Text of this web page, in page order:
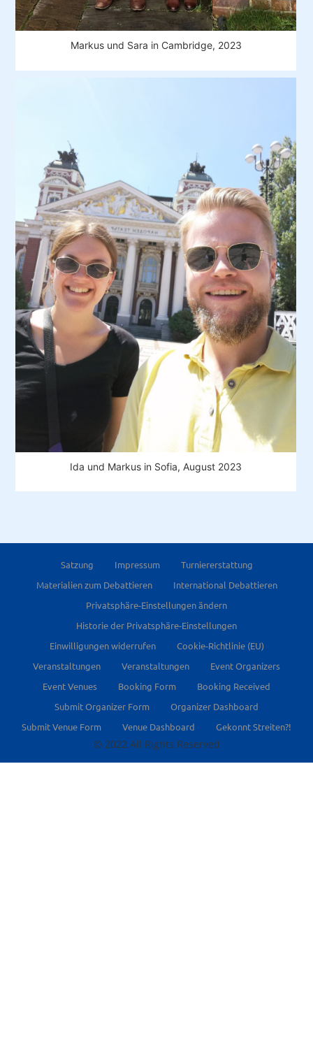
Markus und Sara in Cambridge, 2023
Ida und Markus in Sofia, August 2023
Satzung Impressum
Turniererstattung
Materialien zum Debattieren
International Debattieren
Privatsphäre-Einstellungen ändern
Historie der Privatsphäre-Einstellungen
Einwilligungen widerrufen
Cookie-Richtlinie (EU)
Veranstaltungen
Veranstaltungen
Event Organizers
Event Venues
Booking Form
Booking Received
Submit Organizer Form
Organizer Dashboard
Submit Venue Form
Venue Dashboard Gekonnt Streiten?!
© 2022 All Rights Reserved